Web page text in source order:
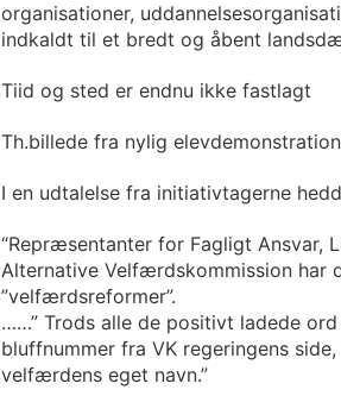
organisationer,
indkaldt til et bredt og åbent
Tiid og sted er endnu ikke fastlagt
Th.billede fra nylig elevdemonstration
I en udtalelse fra initiativtagerne
“Repræsentanter for Fagligt Ansvar,
Alternative Velfærdskommission har
”velfærdsreformer”.
……” Trods alle de positivt ladede
bluffnummer fra VK regeringens
velfærdens eget navn.”